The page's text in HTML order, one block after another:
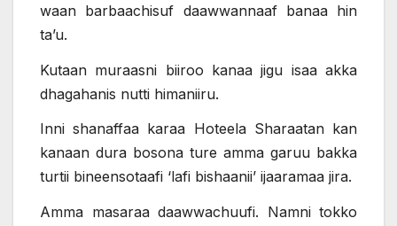
waan barbaachisuf daawwannaaf banaa hin
ta’u.
Kutaan muraasni biiroo kanaa jigu isaa akka
dhagahanis nutti himaniiru.
Inni shanaffaa karaa Hoteela Sharaatan kan
kanaan dura bosona ture amma garuu bakka
turtii bineensotaafi ‘lafi bishaanii’ ijaaramaa jira.
Amma masaraa daawwachuufi. Namni tokko